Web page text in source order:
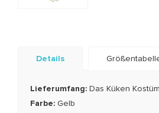
Details
Lieferumfang: Das Küken
Farbe: Gelb